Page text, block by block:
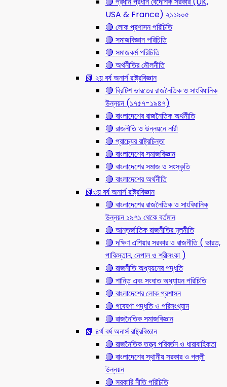
USA & France) ২১১৯০৫
🔴 লোক প্রশাসন পরিচিতি
🔴 সমাজবিজ্ঞান পরিচিতি
🔴 সমাজকর্ম পরিচিতি
🔴 অর্থনীতির মৌলনীতি
📗 ২য় বর্ষ অনার্স রাষ্ট্রবিজ্ঞান
🔴 ব্রিটিশ ভারতের রাজনৈতিক ও সাংবিধানিক
উন্নয়ন (১৭৫৭-১৯৪৭)
🔴 বাংলাদেশের রাজনৈতিক অর্থনীতি
🔴 রাজনীতি ও উন্নয়নে নারী
🔴 প্রাচ্যের রাষ্ট্রচিন্তা
🔴 বাংলাদেশের সমাজবিজ্ঞান
🔴 বাংলাদেশের সমাজ ও সংস্কৃতি
🔴 বাংলাদেশের অর্থনীতি
📗৩য় বর্ষ অনার্স রাষ্ট্রবিজ্ঞান
🔴 বাংলাদেশের রাজনৈতিক ও সাংবিধানিক
উন্নয়ন ১৯৭১ থেকে বর্তমান
🔴 আন্তর্জাতিক রাজনীতির মূলনীতি
🔴 দক্ষিণ এশিয়ার সরকার ও রাজনীতি ( ভারত,
পাকিস্তান, নেপাল ও শ্রীলংকা )
🔴 রাজনীতি অধ্যয়নের পদ্ধতি
🔴 শান্তি এবং সংঘাত অধ্যায়ন পরিচিতি
🔴 বাংলাদেশের লোক প্রশাসন
🔴 গবেষণা পদ্ধতি ও পরিসংখ্যান
🔴 রাজনৈতিক সমাজবিজ্ঞান
📗 ৪র্থ বর্ষ অনার্স রাষ্ট্রবিজ্ঞান
🔴 রাজনৈতিক তত্ত্ব পরিবর্তন ও ধারাবাহিকতা
🔴 বাংলাদেশের স্থানীয় সরকার ও পল্লী
উন্নয়ন
🔴 সরকারি নীতি পরিচিতি